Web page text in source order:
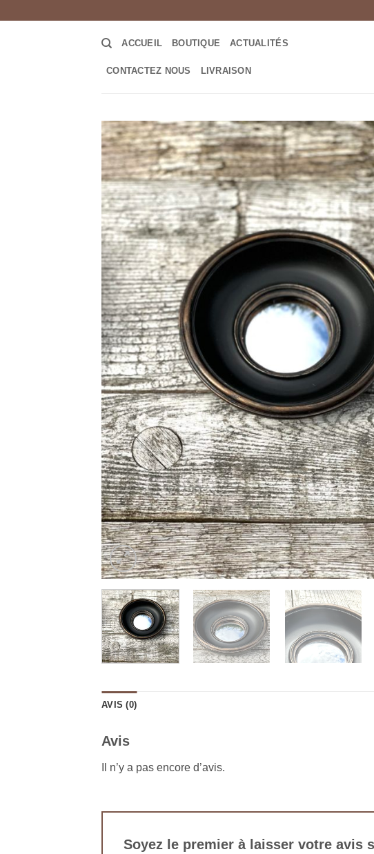
ACCUEIL BOUTIQUE ACTUALITÉS
CONTACTEZ NOUS LIVRAISON
AVIS (0)
Avis
Il n’y a pas encore d’avis.
Soyez le premier à laisser votre avis